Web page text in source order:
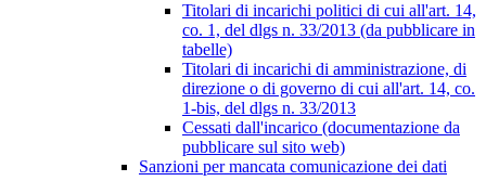
Titolari di incarichi politici di cui all'art. 14,
co. 1, del dlgs n. 33/2013 (da pubblicare in
tabelle)
Titolari di incarichi di amministrazione, di
direzione o di governo di cui all'art. 14, co.
1-bis, del dlgs n. 33/2013
Cessati dall'incarico (documentazione da
pubblicare sul sito web)
Sanzioni per mancata comunicazione dei dati